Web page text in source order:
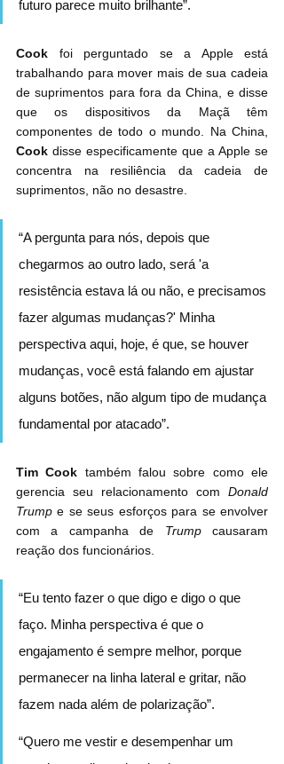
futuro parece muito brilhante”.
Cook foi perguntado se a Apple está
trabalhando para mover mais de sua cadeia
de suprimentos para fora da China, e disse
que os dispositivos da Maçã têm
Cook disse especificamente que a Apple se
concentra na resiliência da cadeia de
suprimentos, não no desastre.
“A pergunta para nós, depois que
chegarmos ao outro lado, será 'a
resistência estava lá ou não, e precisamos
fazer algumas mudanças?' Minha
perspectiva aqui, hoje, é que, se houver
mudanças, você está falando em ajustar
alguns botões, não algum tipo de mudança
fundamental por atacado”.
Tim Cook também falou sobre como ele
gerencia seu relacionamento com Donald
Trump e se seus esforços para se envolver
com a campanha de Trump causaram
reação dos funcionários.
“Eu tento fazer o que digo e digo o que
faço. Minha perspectiva é que o
engajamento é sempre melhor, porque
permanecer na linha lateral e gritar, não
fazem nada além de polarização”.
“Quero me vestir e desempenhar um